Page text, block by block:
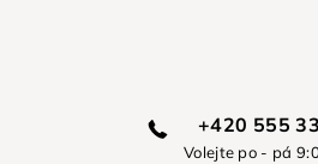
+420 555
Volejte po - pá